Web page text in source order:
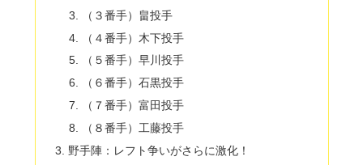
（３番手）畠投手
（４番手）木下投手
（５番手）早川投手
（６番手）石黒投手
（７番手）富田投手
（８番手）工藤投手
野手陣：レフト争いがさらに激化！